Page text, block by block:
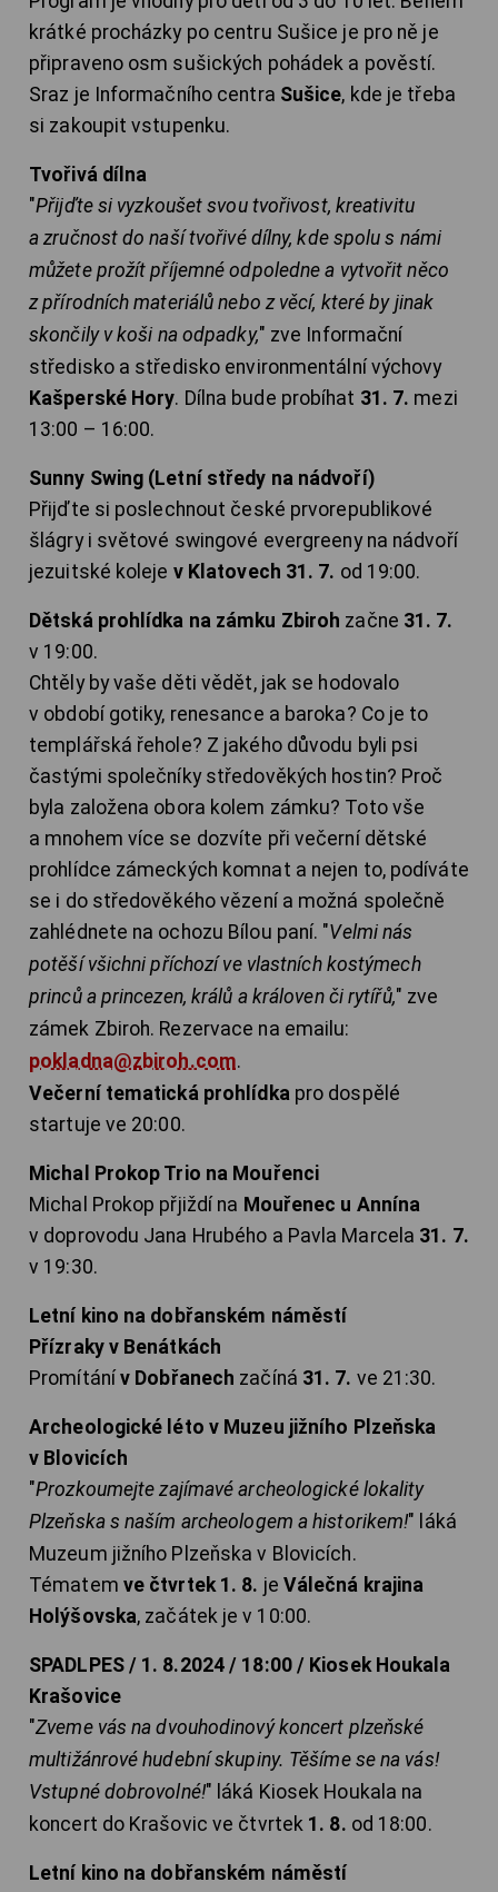
krátké procházky po centru Sušice je pro ně je
připraveno osm sušických pohádek a pověstí.
Sraz je Informačního centra Sušice, kde je třeba
si zakoupit vstupenku.
Tvořivá dílna
"Přijďte si vyzkoušet svou tvořivost, kreativitu
a zručnost do naší tvořivé dílny, kde spolu s námi
můžete prožít příjemné odpoledne a vytvořit něco
z přírodních materiálů nebo z věcí, které by jinak
skončily v koši na odpadky," zve Informační
středisko a středisko environmentální výchovy
Kašperské Hory. Dílna bude probíhat 31. 7. mezi
13:00 – 16:00.
Sunny Swing (Letní středy na nádvoří)
Přijďte si poslechnout české prvorepublikové
šlágry i světové swingové evergreeny na nádvoří
jezuitské koleje v Klatovech 31. 7. od 19:00.
Dětská prohlídka na zámku Zbiroh začne 31. 7.
v 19:00.
Chtěly by vaše děti vědět, jak se hodovalo
v období gotiky, renesance a baroka? Co je to
templářská řehole? Z jakého důvodu byli psi
častými společníky středověkých hostin? Proč
byla založena obora kolem zámku? Toto vše
a mnohem více se dozvíte při večerní dětské
prohlídce zámeckých komnat a nejen to, podíváte
se i do středověkého vězení a možná společně
zahlédnete na ochozu Bílou paní. "Velmi nás
potěší všichni příchozí ve vlastních kostýmech
princů a princezen, králů a královen či rytířů," zve
zámek Zbiroh. Rezervace na emailu:
pokladna@zbiroh.com.
Večerní tematická prohlídkapro dospělé
startuje ve 20:00.
Michal Prokop Trio na Mouřenci
Michal Prokop přjiždí na Mouřenec u Annína
v doprovodu Jana Hrubého a Pavla Marcela 31. 7.
v 19:30.
Letní kino na dobřanském náměstí
Přízraky v Benátkách
Promítání v Dobřanech začíná 31. 7. ve 21:30.
Archeologické léto v Muzeu jižního Plzeňska
v Blovicích
"Prozkoumejte zajímavé archeologické lokality
Plzeňska s naším archeologem a historikem!" láká
Muzeum jižního Plzeňska v Blovicích.
Tématem ve čtvrtek 1. 8. je Válečná krajina
Holýšovska, začátek je v 10:00.
SPADLPES / 1. 8.2024 / 18:00 / Kiosek Houkala
Krašovice
"Zveme vás na dvouhodinový koncert plzeňské
multižánrové hudební skupiny. Těšíme se na vás!
Vstupné dobrovolné!" láká Kiosek Houkala na
koncert do Krašovic ve čtvrtek 1. 8. od 18:00.
Letní kino na dobřanském náměstí